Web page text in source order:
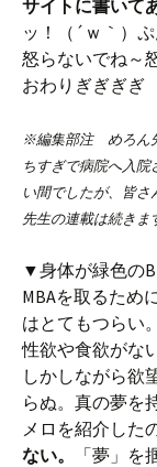
サイトに書いて
ッ！（´ｗ｀）
怒らないでね～
おわりぎぎぎぎ
※編集部注 めろん
ちすぎで病院へ入
い間でしたが、皆
先生の連載は続きま
▼身体が緑色の
MBAを取るため
はとてもつらい。
性欲や食欲がない
しかしながら欲
らぬ。真の夢を
メロを紹介した
ない。
「夢」を